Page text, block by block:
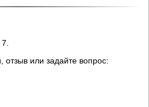
7
отзыв или задайте вопрос: